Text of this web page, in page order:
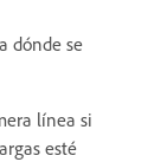
dónde se
línea si
esté